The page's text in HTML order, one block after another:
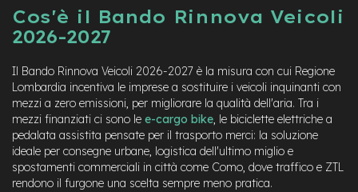
Cos'è il Bando Rinnova Veicoli
2026-2027
Il Bando Rinnova Veicoli 2026-2027 è la misura con cui Regione
Lombardia incentiva le imprese a sostituire i veicoli inquinanti con
mezzi a zero emissioni, per migliorare la qualità dell'aria. Tra i
mezzi finanziati ci sono le e-cargo bike, le biciclette elettriche a
pedalata assistita pensate per il trasporto merci: la soluzione
ideale per consegne urbane, logistica dell'ultimo miglio e
spostamenti commerciali in città come Como, dove traffico e ZTL
rendono il furgone una scelta sempre meno pratica.